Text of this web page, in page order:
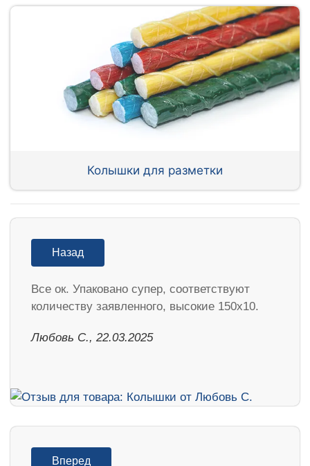
Колышки для разметки
Назад
Все ок. Упаковано супер, соответствуют
количеству заявленного, высокие 150х10.
Любовь С., 22.03.2025
Вперед